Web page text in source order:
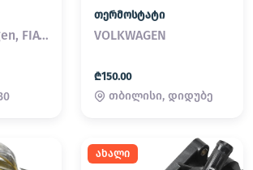
Audi, Volkswagen, FIAT, Land Rover, MINI, Volvo
თერმოსტატი
VOLKWAGEN
₾150.00
თბილისი, დიდუბე
ახალი